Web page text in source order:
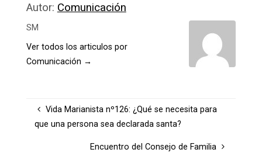
Autor: Comunicación
SM
Ver todos los articulos por
Comunicación →
Vida Marianista nº126: ¿Qué se necesita para
que una persona sea declarada santa?
Encuentro del Consejo de Familia